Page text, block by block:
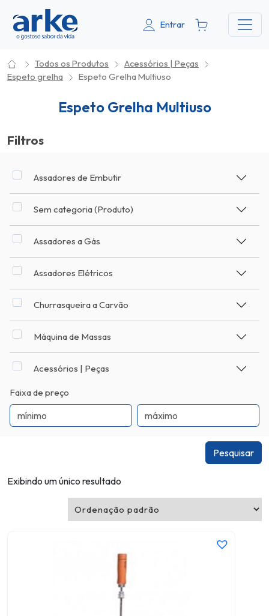
Entrar
Todos os Produtos
Acessórios | Peças
Espeto grelha
Espeto Grelha Multiuso
Espeto Grelha Multiuso
Filtros
Assadores de Embutir
Sem categoria (Produto)
Assadores a Gás
Assadores Elétricos
Churrasqueira a Carvão
Máquina de Massas
Acessórios | Peças
Faixa de preço
Pesquisar
Exibindo um único resultado